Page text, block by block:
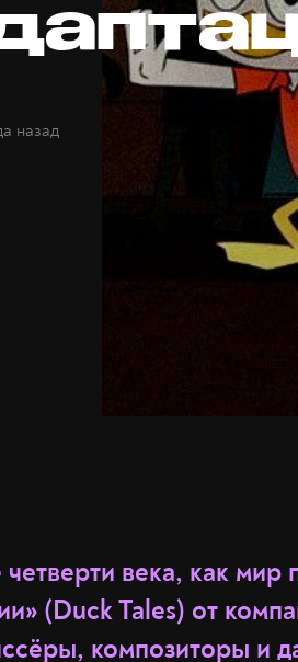
назад
века, как мир
(Duck Tales) от
композиторы и